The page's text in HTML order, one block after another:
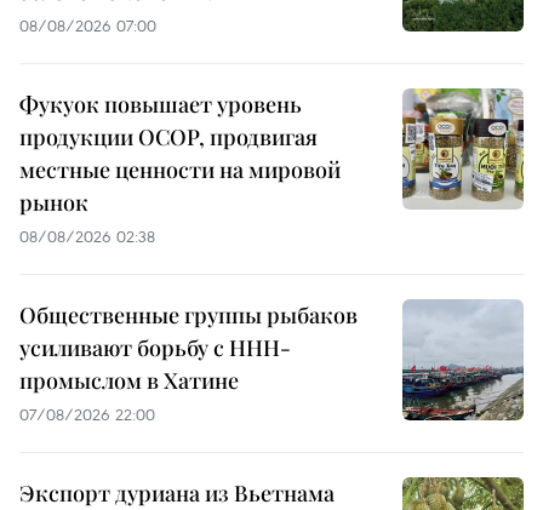
08/08/2026 07:00
Фукуок повышает уровень
продукции OCOP, продвигая
местные ценности на мировой
рынок
08/08/2026 02:38
Общественные группы рыбаков
усиливают борьбу с ННН-
промыслом в Хатине
07/08/2026 22:00
Экспорт дуриана из Вьетнама